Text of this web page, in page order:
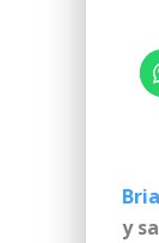
y